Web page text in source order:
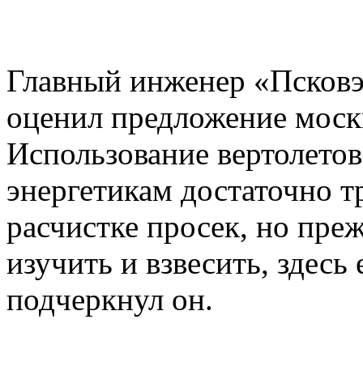
Главный инженер
оценил предложение
Использование
энергетикам достаточно
расчистке просек, но
изучить и взвесить,
подчеркнул он.